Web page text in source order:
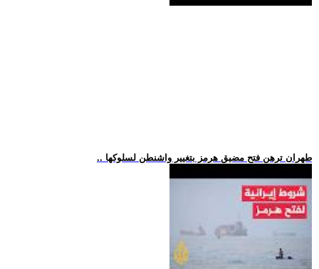
.. طهران ترهن فتح مضيق هرمز بتغيير واشنطن لسلوكها